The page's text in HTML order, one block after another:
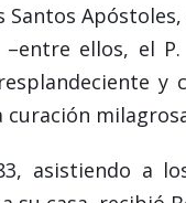
Santos
ellos, el
y
asistiendo a